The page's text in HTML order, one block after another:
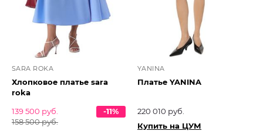
SARA ROKA
Хлопковое платье sara
roka
139 500 руб.
158 500 руб.
-11%
YANINA
Платье YANINA
220 010 руб.
Купить на ЦУМ